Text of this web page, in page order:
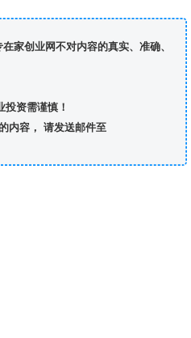
家创业网不对内容的真实、准确、
资需谨慎！
内容， 请发送邮件至